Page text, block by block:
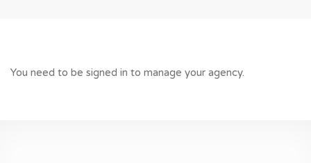
You need to be signed in to manage your agency.